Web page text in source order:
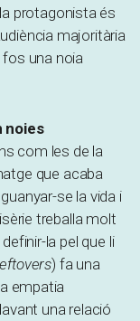
protagonista és
majoritària
una noia
noies
com les de la
que acaba
se la vida i
treballa molt
la pel que li
) fa una
empatia
una relació